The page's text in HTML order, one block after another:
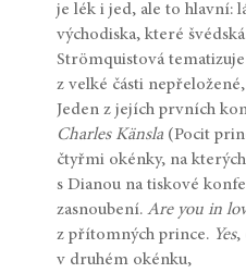
je lék i jed, ale to hlavní:
východiska, které
Strömquistová
z velké části
Jeden z jejích prvních
Charles Känsla (Pocit
čtyřmi okénky, na
s Dianou na tiskové
zasnoubení.Are you in
z přítomných prince. Yes,
v druhém okénku,